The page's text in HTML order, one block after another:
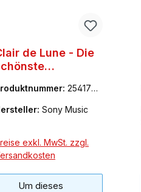
de Lune - Die
2541770
Sony Music
exkl. MwSt. zzgl.
Um dieses